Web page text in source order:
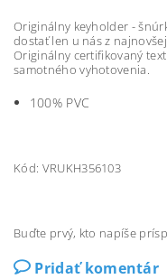
Originálny keyholder -
dostať len u nás z
Originálny certifikovaný
samotného vyhotovenia.
100% PVC
Kód: VRUKH356103
Buďte prvý, kto napíše
Pridať komentár